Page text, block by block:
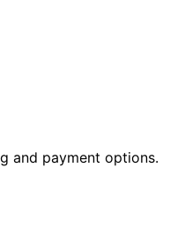
and payment options.